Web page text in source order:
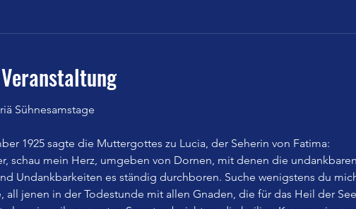
Sühnesamstage
1925 sagte die Muttergottes zu Lucia, der Seherin von Fatima:
schau mein Herz, umgeben von Dornen, mit denen die
Undankbarkeiten es ständig durchboren. Suche wenigstens du
all jenen in der Todestunde mit allen Gnaden, die für das Heil der